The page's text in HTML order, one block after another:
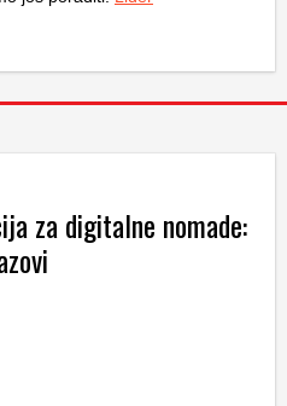
za digitalne nomade: